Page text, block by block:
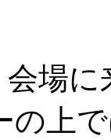
会場
の上